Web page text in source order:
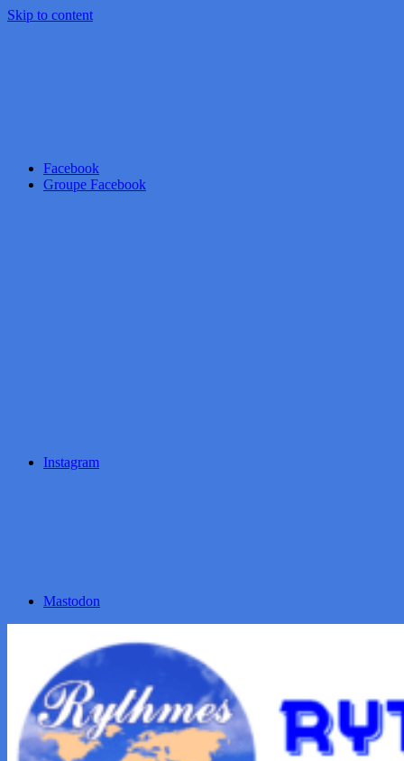
Skip to content
Facebook
Groupe Facebook
Instagram
Mastodon